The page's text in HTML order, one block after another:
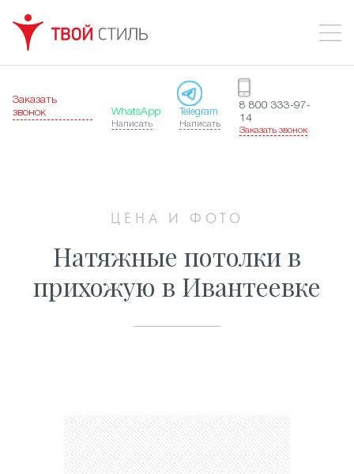
Заказать
звонок
WhatsApp
Написать
Telegram
Написать
8 800 333-97-
14
Заказать звонок
ЦЕНА И ФОТО
Натяжные потолки в
прихожую в Ивантеевке